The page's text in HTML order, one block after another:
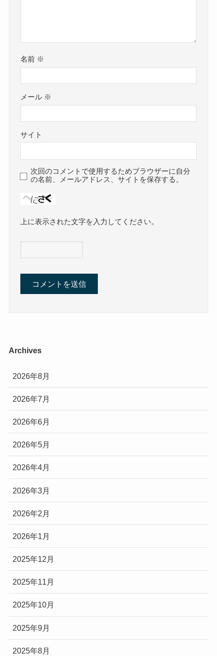
名前 ※
メール ※
サイト
次回のコメントで使用するためブラウザーに自分
の名前、メールアドレス、サイトを保存する。
上に表示された文字を入力してください。
Archives
2026年8月
2026年7月
2026年6月
2026年5月
2026年4月
2026年3月
2026年2月
2026年1月
2025年12月
2025年11月
2025年10月
2025年9月
2025年8月